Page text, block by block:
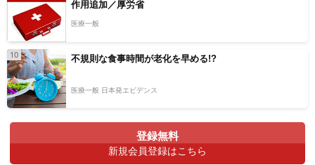
作用追加／厚労省
医療一般
10 不規則な食事時間が老化を早める!?
医療一般 日本発エビデンス
登録無料
新規会員登録はこちら